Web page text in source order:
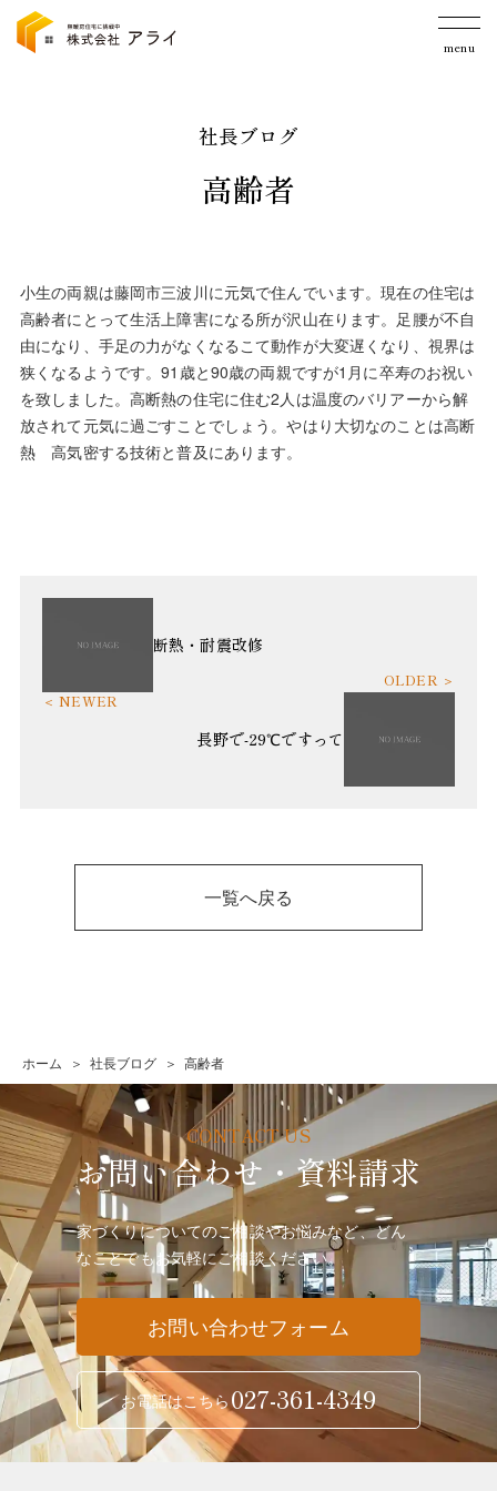
menu
社長ブログ
高齢者
小生の両親は藤岡市三波川に元気で住んでいます。現在の住宅は
高齢者にとって生活上障害になる所が沢山在ります。足腰が不自
由になり、手足の力がなくなるこて動作が大変遅くなり、視界は
狭くなるようです。91歳と90歳の両親ですが1月に卒寿のお祝い
を致しました。高断熱の住宅に住む2人は温度のバリアーから解
放されて元気に過ごすことでしょう。やはり大切なのことは高断
熱 高気密する技術と普及にあります。
断熱・耐震改修
長野で-29℃ですって
一覧へ戻る
ホーム 社長ブログ 高齢者
お問い合わせ・資料請求
家づくりについてのご相談やお悩みなど、どん
なことでもお気軽にご相談ください。
お問い合わせフォーム
お電話はこちら 027-361-4349